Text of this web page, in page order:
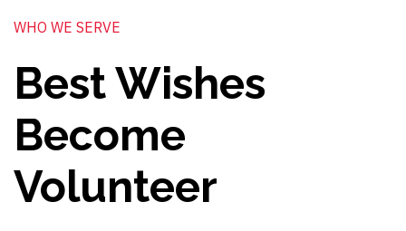
WHO WE SERVE
Best Wishes
Become
Volunteer